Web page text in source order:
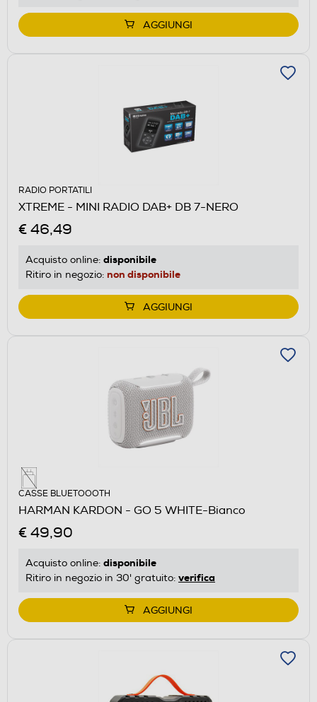
AGGIUNGI
RADIO PORTATILI
XTREME - MINI RADIO DAB+ DB 7-NERO
€ 46,49
Acquisto online: disponibile
Ritiro in negozio: non disponibile
AGGIUNGI
CASSE BLUETOOOTH
HARMAN KARDON - GO 5 WHITE-Bianco
€ 49,90
Acquisto online: disponibile
Ritiro in negozio in 30' gratuito: verifica
AGGIUNGI